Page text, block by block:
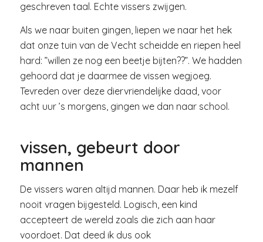
geschreven taal. Echte vissers zwijgen.
Als we naar buiten gingen, liepen we naar het hek
dat onze tuin van de Vecht scheidde en riepen heel
hard: ”willen ze nog een beetje bijten??”. We hadden
gehoord dat je daarmee de vissen wegjoeg.
Tevreden over deze diervriendelijke daad, voor
acht uur ’s morgens, gingen we dan naar school.
vissen, gebeurt door
mannen
De vissers waren altijd mannen. Daar heb ik mezelf
nooit vragen bijgesteld. Logisch, een kind
accepteert de wereld zoals die zich aan haar
voordoet. Dat deed ik dus ook